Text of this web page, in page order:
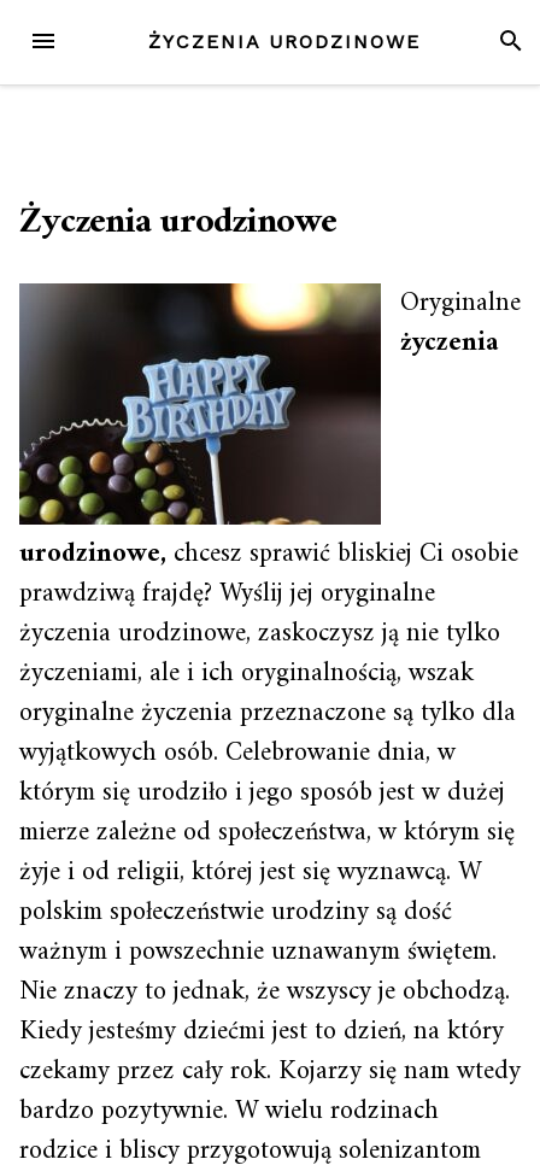
treści
MENU ŻYCZENIA URODZINOWE
Życzenia urodzinowe
Oryginalne
życzenia
urodzinowe, chcesz sprawić bliskiej Ci osobie
prawdziwą frajdę? Wyślij jej oryginalne
życzenia urodzinowe, zaskoczysz ją nie tylko
życzeniami, ale i ich oryginalnością, wszak
oryginalne życzenia przeznaczone są tylko dla
wyjątkowych osób. Celebrowanie dnia, w
którym się urodziło i jego sposób jest w dużej
mierze zależne od społeczeństwa, w którym się
żyje i od religii, której jest się wyznawcą. W
polskim społeczeństwie urodziny są dość
ważnym i powszechnie uznawanym świętem.
Nie znaczy to jednak, że wszyscy je obchodzą.
Kiedy jesteśmy dziećmi jest to dzień, na który
czekamy przez cały rok. Kojarzy się nam wtedy
bardzo pozytywnie. W wielu rodzinach
rodzice i bliscy przygotowują solenizantom